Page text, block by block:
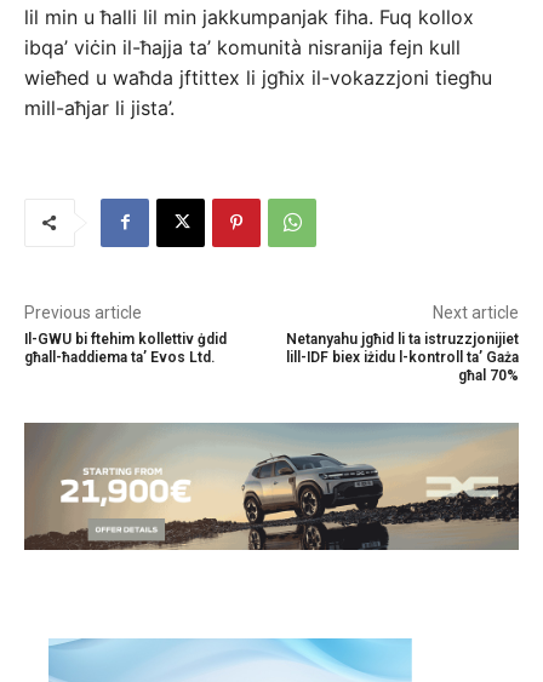
lil min u ħalli lil min jakkumpanjak fiha. Fuq kollox
ibqa’ viċin il-ħajja ta’ komunità nisranija fejn kull
wieħed u waħda jftittex li jgħix il-vokazzjoni tiegħu
mill-aħjar li jista’.
Previous article
Il-GWU bi ftehim kollettiv ġdid
għall-ħaddiema ta’ Evos Ltd.
Next article
Netanyahu jgħid li ta istruzzjonijiet
lill-IDF biex iżidu l-kontroll ta’ Gaża
għal 70%